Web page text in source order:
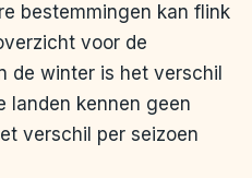
bestemmingen kan flink
voor de
de winter is het verschil
landen kennen geen
verschil per seizoen